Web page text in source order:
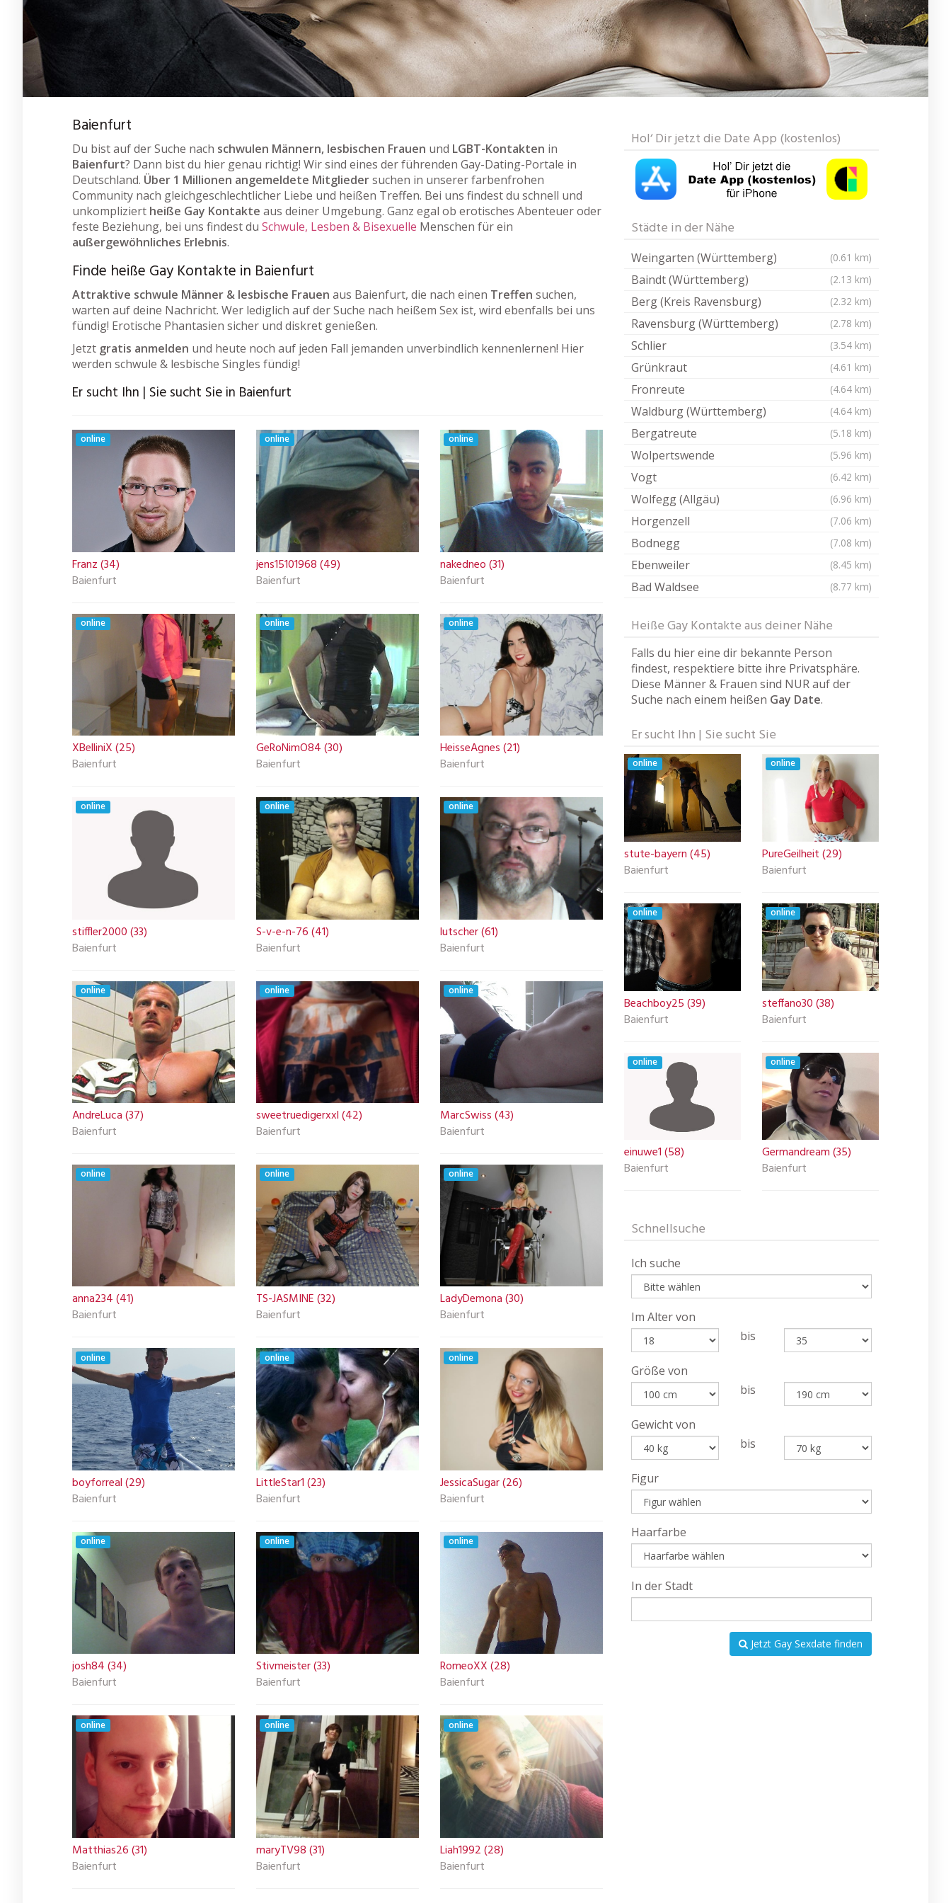
Baienfurt
Du bist auf der Suche nach schwulen Männern, lesbischen Frauen und LGBT-Kontakten in
Baienfurt? Dann bist du hier genau richtig! Wir sind eines der führenden Gay-Dating-Portale in
Deutschland. Über 1 Millionen angemeldete Mitgliedersuchen in unserer farbenfrohen
Community nach gleichgeschlechtlicher Liebe und heißen Treffen. Bei uns findest du schnell und
unkompliziert heiße Gay Kontakte aus deiner Umgebung. Ganz egal ob erotisches Abenteuer oder
feste Beziehung, bei uns findest du Schwule, Lesben & Bisexuelle Menschen für ein
außergewöhnliches Erlebnis.
Finde heiße Gay Kontakte in Baienfurt
Attraktive schwule Männer & lesbische Frauen aus Baienfurt, die nach einen Treffen suchen,
warten auf deine Nachricht. Wer lediglich auf der Suche nach heißem Sex ist, wird ebenfalls bei uns
fündig! Erotische Phantasien sicher und diskret genießen.
Jetzt gratis anmelden und heute noch auf jeden Fall jemanden unverbindlich kennenlernen! Hier
werden schwule & lesbische Singles fündig!
Er sucht Ihn | Sie sucht Sie in Baienfurt
online
Franz (34)
Baienfurt
online
jens15101968 (49)
Baienfurt
online
nakedneo (31)
Baienfurt
online
XBelliniX (25)
Baienfurt
online
GeRoNimO84 (30)
Baienfurt
online
HeisseAgnes (21)
Baienfurt
online
stiffler2000 (33)
Baienfurt
online
S-v-e-n-76 (41)
Baienfurt
online
lutscher (61)
Baienfurt
online
AndreLuca (37)
Baienfurt
online
sweetruedigerxxl (42)
Baienfurt
online
MarcSwiss (43)
Baienfurt
online
anna234 (41)
Baienfurt
online
TS-JASMINE (32)
Baienfurt
online
LadyDemona (30)
Baienfurt
online
boyforreal (29)
Baienfurt
online
LittleStar1 (23)
Baienfurt
online
JessicaSugar (26)
Baienfurt
online
josh84 (34)
Baienfurt
online
Stivmeister (33)
Baienfurt
online
RomeoXX (28)
Baienfurt
online
Matthias26 (31)
Baienfurt
online
maryTV98 (31)
Baienfurt
online
Liah1992 (28)
Baienfurt
Hol‘ Dir jetzt die Date App (kostenlos)
Städte in der Nähe
Weingarten (Württemberg) (0.61 km)
Baindt (Württemberg) (2.13 km)
Berg (Kreis Ravensburg) (2.32 km)
Ravensburg (Württemberg) (2.78 km)
Schlier (3.54 km)
Grünkraut (4.61 km)
Fronreute (4.64 km)
Waldburg (Württemberg) (4.64 km)
Bergatreute (5.18 km)
Wolpertswende (5.96 km)
Vogt (6.42 km)
Wolfegg (Allgäu) (6.96 km)
Horgenzell (7.06 km)
Bodnegg (7.08 km)
Ebenweiler (8.45 km)
Bad Waldsee (8.77 km)
Heiße Gay Kontakte aus deiner Nähe
Falls du hier eine dir bekannte Person
findest, respektiere bitte ihre Privatsphäre.
Diese Männer & Frauen sind NUR auf der
Suche nach einem heißen Gay Date.
Er sucht Ihn | Sie sucht Sie
online
stute-bayern (45)
Baienfurt
online
PureGeilheit (29)
Baienfurt
online
Beachboy25 (39)
Baienfurt
online
steffano30 (38)
Baienfurt
online
einuwe1 (58)
Baienfurt
online
Germandream (35)
Baienfurt
Schnellsuche
Ich suche
Im Alter von
bis
Größe von
bis
Gewicht von
bis
Figur
Haarfarbe
In der Stadt
Jetzt Gay Sexdate finden